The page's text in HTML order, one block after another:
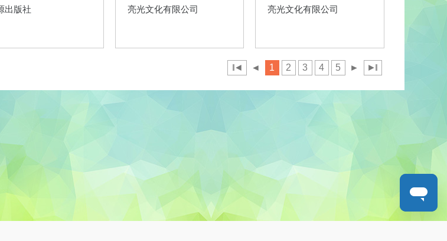
出版社
亮光文化有限公司
亮光文化有限公司
◄ ◄ 1 2 3 4 5 ► ►